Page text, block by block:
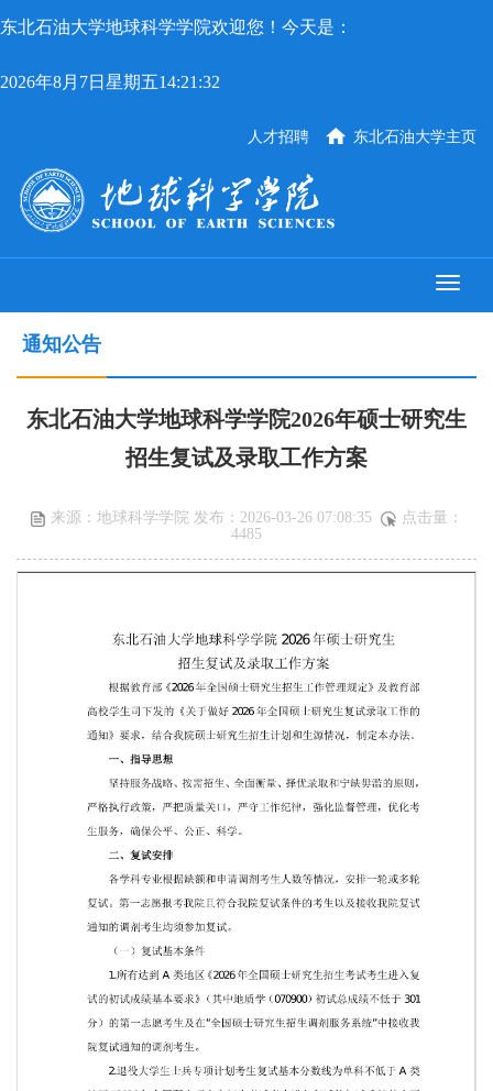
东北石油大学地球科学学院欢迎您！今天是：
2026年8月7日星期五14:21:33
东北石油大学主页
人才招聘
通知公告
东北石油大学地球科学学院2026年硕士研究生
招生复试及录取工作方案
来源：地球科学学院 发布：2026-03-26 07:08:35
点击量：
4485